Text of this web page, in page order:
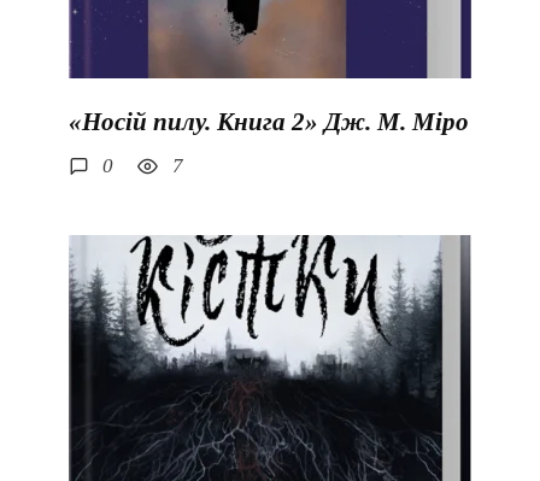
«Носій пилу. Книга 2» Дж. М. Міро
0 7